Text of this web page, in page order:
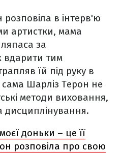
в інтерв'ю
артистки, мама
за
вдарити тим
їй під руку в
Шарліз Терон не
методи виховання,
дисциплінування.
моєї доньки – це її
розповіла про свою